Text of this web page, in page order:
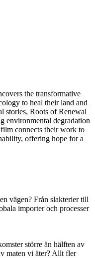
the transformative
to heal their land and
stories, Roots of Renewal
environmental degradation
connects their work to
offering hope for a
vägen? Från slakterier till
importer och processer
större än hälften av
maten vi äter? Allt fler